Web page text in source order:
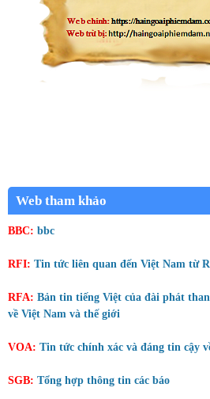
Web tham khảo
BBC: bbc
RFI: Tin tức liên quan đến Việt Nam từ
RFA: Bản tin tiếng Việt của đài phát
về Việt Nam và thế giới
VOA: Tin tức chính xác và đáng tin cậy
SGB: Tổng hợp thông tin các báo